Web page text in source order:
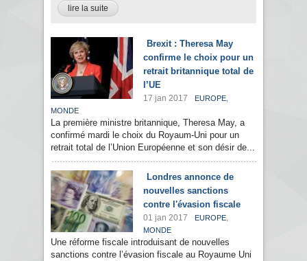
lire la suite
Brexit : Theresa May
confirme le choix pour un
retrait britannique total de
l’UE
17 jan 2017 EUROPE,
MONDE
La première ministre britannique, Theresa May, a
confirmé mardi le choix du Royaum-Uni pour un
retrait total de l’Union Européenne et son désir de...
Londres annonce de
nouvelles sanctions
contre l'évasion fiscale
01 jan 2017 EUROPE,
MONDE
Une réforme fiscale introduisant de nouvelles
sanctions contre l’évasion fiscale au Royaume Uni